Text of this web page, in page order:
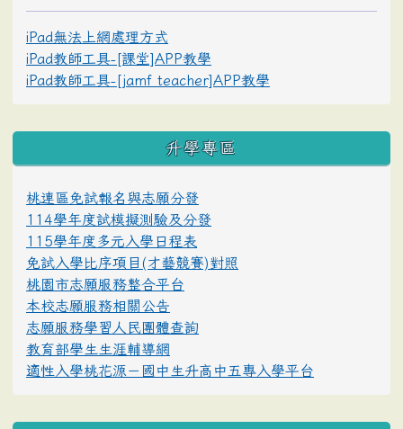
iPad無法上網處理方式
iPad教師工具-[課堂]APP教學
iPad教師工具-[jamf teacher]APP教學
升學專區
桃連區免試報名與志願分發
114學年度試模擬測驗及分發
115學年度多元入學日程表
免試入學比序項目(才藝競賽)對照
桃園市志願服務整合平台
本校志願服務相關公告
志願服務學習人民團體查詢
教育部學生生涯輔導網
適性入學桃花源－國中生升高中五專入學平台